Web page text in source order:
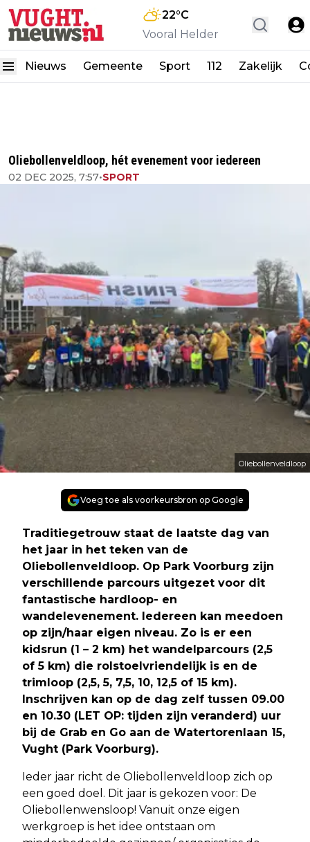
22°C
Vooral Helder
Nieuws Gemeente Sport 112 Zakelijk
Oliebollenveldloop, hét evenement voor iedereen
02 DEC 2025, 7:57•SPORT
Oliebollenveldloop
Voeg toe als voorkeursbron op Google
Traditiegetrouw staat de laatste dag van
het jaar in het teken van de
Oliebollenveldloop. Op Park Voorburg zijn
verschillende parcours uitgezet voor dit
fantastische hardloop- en
wandelevenement. Iedereen kan meedoen
op zijn/haar eigen niveau. Zo is er een
kidsrun (1 – 2 km) het wandelparcours (2,5
of 5 km) die rolstoelvriendelijk is en de
trimloop (2,5, 5, 7,5, 10, 12,5 of 15 km).
Inschrijven kan op de dag zelf tussen 09.00
en 10.30 (LET OP: tijden zijn veranderd) uur
bij de Grab en Go aan de Watertorenlaan 15,
Vught (Park Voorburg).
Ieder jaar richt de Oliebollenveldloop zich op
een goed doel. Dit jaar is gekozen voor: De
Oliebollenwensloop! Vanuit onze eigen
werkgroep is het idee ontstaan om